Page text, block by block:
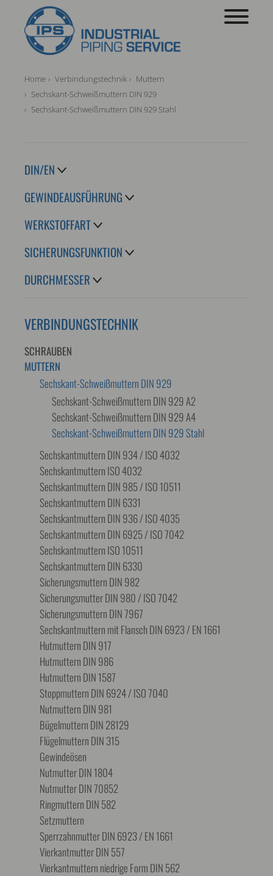
Home Verbindungstechnik
Muttern
Sechskant-Schweißmuttern DIN 929
Sechskant-Schweißmuttern DIN 929 Stahl
DIN/EN
GEWINDEAUSFÜHRUNG
WERKSTOFFART
SICHERUNGSFUNKTION
DURCHMESSER
VERBINDUNGSTECHNIK
SCHRAUBEN
MUTTERN
Sechskant-Schweißmuttern DIN 929
Sechskant-Schweißmuttern DIN 929 A2
Sechskant-Schweißmuttern DIN 929 A4
Sechskant-Schweißmuttern DIN 929 Stahl
Sechskantmuttern DIN 934 / ISO 4032
Sechskantmuttern ISO 4032
Sechskantmuttern DIN 985 / ISO 10511
Sechskantmuttern DIN 6331
Sechskantmuttern DIN 936 / ISO 4035
Sechskantmuttern DIN 6925 / ISO 7042
Sechskantmuttern ISO 10511
Sechskantmuttern DIN 6330
Sicherungsmuttern DIN 982
Sicherungsmutter DIN 980 / ISO 7042
Sicherungsmuttern DIN 7967
Sechskantmuttern mit Flansch DIN 6923 / EN 1661
Hutmuttern DIN 917
Hutmuttern DIN 986
Hutmuttern DIN 1587
Stoppmuttern DIN 6924 / ISO 7040
Nutmuttern DIN 981
Bügelmuttern DIN 28129
Flügelmuttern DIN 315
Gewindeösen
Nutmutter DIN 1804
Nutmutter DIN 70852
Ringmuttern DIN 582
Setzmuttern
Sperrzahnmutter DIN 6923 / EN 1661
Vierkantmutter DIN 557
Vierkantmuttern niedrige Form DIN 562